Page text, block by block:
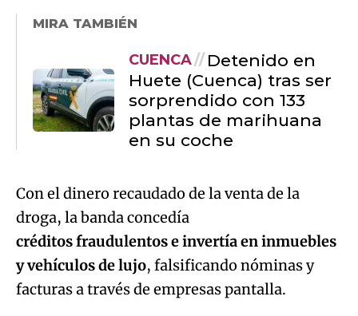
MIRA TAMBIÉN
CUENCA
Detenido en
Huete (Cuenca) tras ser
sorprendido con 133
plantas de marihuana
en su coche
Con el dinero recaudado de la venta de la
droga, la banda concedía
créditos fraudulentos e invertía en inmuebles
y vehículos de lujo, falsificando nóminas y
facturas a través de empresas pantalla.